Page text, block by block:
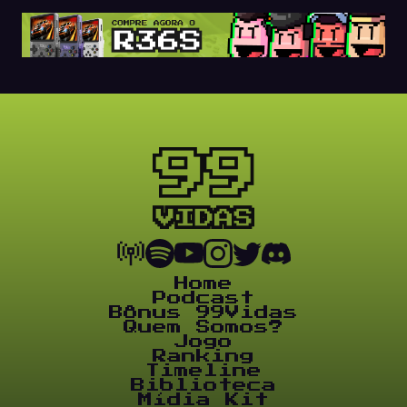
Home
Podcast
Bônus 99Vidas
Quem Somos?
Jogo
Ranking
Timeline
Biblioteca
Mídia Kit